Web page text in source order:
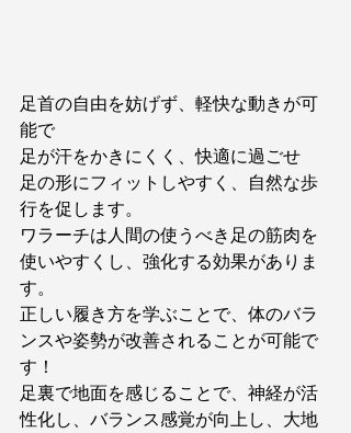
足首の自由を妨げず、軽快な動きが可
能で
足が汗をかきにくく、快適に過ごせ
足の形にフィットしやすく、自然な歩
行を促します。
ワラーチは人間の使うべき足の筋肉を
使いやすくし、強化する効果がありま
す。
正しい履き方を学ぶことで、体のバラ
ンスや姿勢が改善されることが可能で
す！
足裏で地面を感じることで、神経が活
性化し、バランス感覚が向上し、大地